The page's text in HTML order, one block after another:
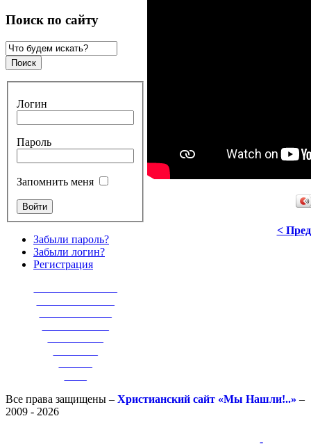
Поиск по сайту
Логин
Пароль
Запомнить меня
Забыли пароль?
Забыли логин?
Регистрация
<
Все права защищены – Христианский сайт «Мы Нашли!..» –
2009 - 2026
-